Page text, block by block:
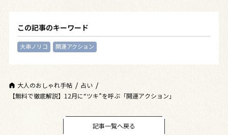
この記事のキーワード
大串ノリコ 開運アクション
大人のおしゃれ手帖
占い
【無料で徹底解説】12月に“ツキ”を呼ぶ「開運アクション」
記事一覧へ戻る